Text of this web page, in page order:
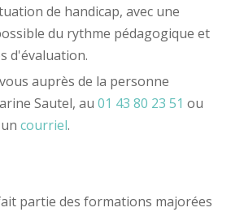
de handicap, avec une
du rythme pédagogique et
d'évaluation.
auprès de la personne
Sautel, au 01 43 80 23 51 ou
courriel.
partie des formations majorées